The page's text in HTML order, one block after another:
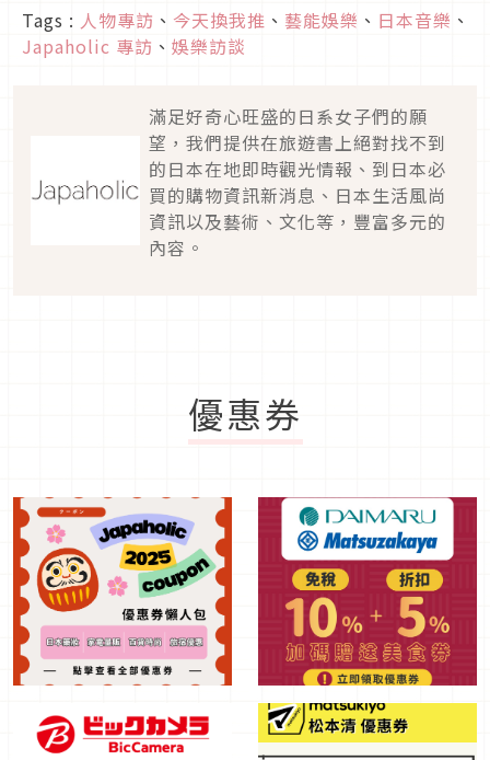
Tags : 人物專訪 、 今天換我推 、 藝能娛樂 、 日本音樂 、
Japaholic 專訪 、 娛樂訪談
滿足好奇心旺盛的日系女子們的願
望，我們提供在旅遊書上絕對找不到
的日本在地即時觀光情報、到日本必
買的購物資訊新消息、日本生活風尚
資訊以及藝術、文化等，豐富多元的
內容。
優惠券